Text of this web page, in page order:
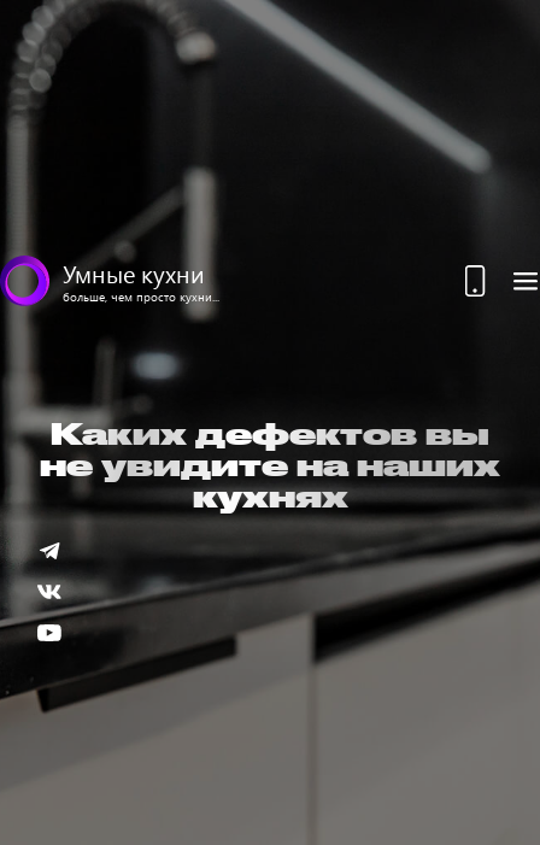
Умные кухни
больше, чем просто кухни...
Каких дефектов вы
не увидите на наших
кухнях